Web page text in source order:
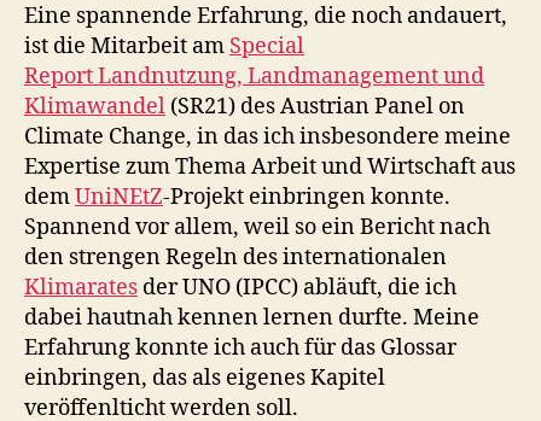
Eine spannende Erfahrung, die noch andauert,
ist die Mitarbeit am Special
Report Landnutzung, Landmanagement und
Klimawandel (SR21) des Austrian Panel on
Climate Change, in das ich insbesondere meine
Expertise zum Thema Arbeit und Wirtschaft aus
demUniNEtZ-Projekt einbringen konnte.
Spannend vor allem, weil so ein Bericht nach
den strengen Regeln des internationalen
Klimarates der UNO (IPCC) abläuft, die ich
dabei hautnah kennen lernen durfte. Meine
Erfahrung konnte ich auch für das Glossar
einbringen, das als eigenes Kapitel
veröffenlticht werden soll.